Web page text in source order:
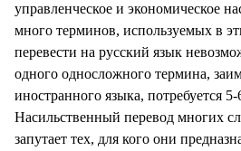
управленческое и экономическое
много терминов, используемых в
перевести на русский язык
одного односложного термина,
иностранного языка, потребуется
Насильственный перевод многих
запутает тех, для кого они